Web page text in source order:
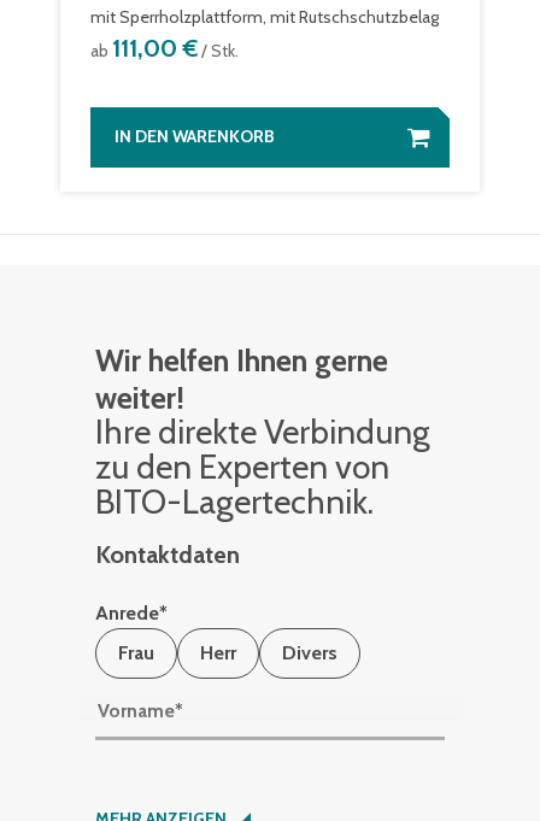
mit Sperrholzplattform, mit Rutschschutzbelag
ab 111,00 €/ Stk.
IN DEN WARENKORB
Wir helfen Ihnen gerne
weiter!
Ihre di­rek­te Ver­bin­dung
zu den Ex­per­ten von
BITO-La­ger­tech­nik.
Kontaktdaten
Anrede*
Frau
Herr Divers
Vorname*
Nachname*